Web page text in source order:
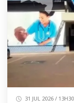
31 JUL 2026 / 13H30